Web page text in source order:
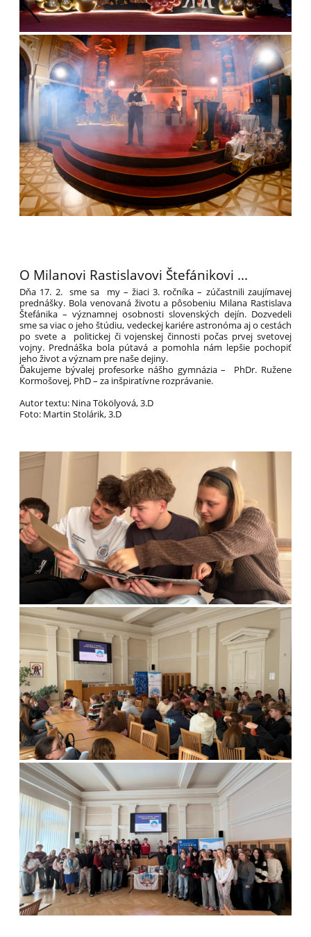
O Milanovi Rastislavovi Štefánikovi ...
Dňa 17. 2. sme sa my – žiaci 3. ročníka – zúčastnili zaujímavej
prednášky. Bola venovaná životu a pôsobeniu Milana Rastislava
Štefánika – významnej osobnosti slovenských dejín. Dozvedeli
sme sa viac o jeho štúdiu, vedeckej kariére astronóma aj o cestách
po svete a politickej či vojenskej činnosti počas prvej svetovej
vojny. Prednáška bola pútavá a pomohla nám lepšie pochopiť
jeho život a význam pre naše dejiny.
Ďakujeme bývalej profesorke nášho gymnázia – PhDr. Ružene
Kormošovej, PhD – za inšpiratívne rozprávanie.
Autor textu: Nina Tökölyová, 3.D
Foto: Martin Stolárik, 3.D